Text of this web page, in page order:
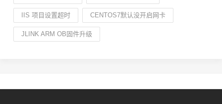
IIS 项目设置超时 CENTOS7默认没开启网卡
JLINK ARM OB固件升级